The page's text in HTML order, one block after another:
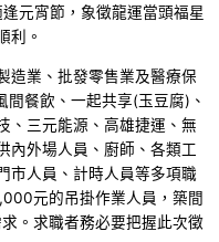
元宵節，象徵龍運當頭福星
利。
造業、批發零售業及醫療保
餐飲、一起共享(玉豆腐)、
、三元能源、高雄捷運、無
內外場人員、廚師、各類工
市人員、計時人員等多項職
元的吊掛作業人員，築間
。求職者務必要把握此次徵